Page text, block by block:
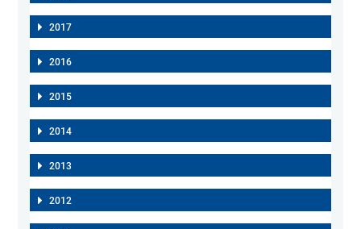
2017
2016
2015
2014
2013
2012